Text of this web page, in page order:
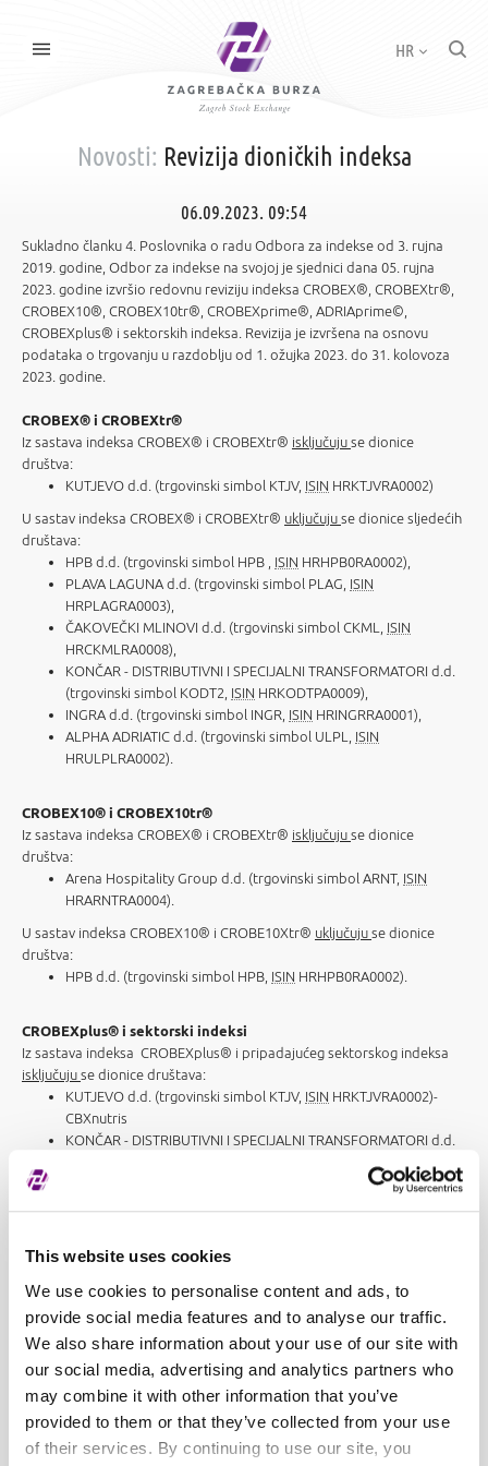
This website uses cookies
We use cookies to personalise content and ads, to
provide social media features and to analyse our traffic.
We also share information about your use of our site with
our social media, advertising and analytics partners who
may combine it with other information that you’ve
provided to them or that they’ve collected from your use
of their services. By continuing to use our site, you
HR
Novosti: Revizija dioničkih indeksa
06.09.2023. 09:54
Sukladno članku 4. Poslovnika o radu Odbora za indekse od 3. rujna
2019. godine, Odbor za indekse na svojoj je sjednici dana 05. rujna
2023. godine izvršio redovnu reviziju indeksa CROBEX®, CROBEXtr®,
CROBEX10®, CROBEX10tr®, CROBEXprime®, ADRIAprime©,
CROBEXplus® i sektorskih indeksa. Revizija je izvršena na osnovu
podataka o trgovanju u razdoblju od 1. ožujka 2023. do 31. kolovoza
2023. godine.
CROBEX® i CROBEXtr®
Iz sastava indeksa CROBEX® i CROBEXtr® isključuju se dionice
društva:
KUTJEVO d.d. (trgovinski simbol KTJV, ISIN HRKTJVRA0002)
U sastav indeksa CROBEX® i CROBEXtr® uključuju se dionice sljedećih
društava:
HPB d.d. (trgovinski simbol HPB , ISIN HRHPB0RA0002),
PLAVA LAGUNA d.d. (trgovinski simbol PLAG, ISIN
HRPLAGRA0003),
ČAKOVEČKI MLINOVI d.d. (trgovinski simbol CKML, ISIN
HRCKMLRA0008),
KONČAR - DISTRIBUTIVNI I SPECIJALNI TRANSFORMATORI d.d.
(trgovinski simbol KODT2, ISIN HRKODTPA0009),
INGRA d.d. (trgovinski simbol INGR, ISIN HRINGRRA0001),
ALPHA ADRIATIC d.d. (trgovinski simbol ULPL, ISIN
HRULPLRA0002).
CROBEX10® i CROBEX10tr®
Iz sastava indeksa CROBEX® i CROBEXtr® isključuju se dionice
društva:
Arena Hospitality Group d.d. (trgovinski simbol ARNT, ISIN
HRARNTRA0004).
U sastav indeksa CROBEX10® i CROBE10Xtr® uključuju se dionice
društva:
HPB d.d. (trgovinski simbol HPB, ISIN HRHPB0RA0002).
CROBEXplus® i sektorski indeksi
Iz sastava indeksa CROBEXplus® i pripadajućeg sektorskog indeksa
isključuju se dionice društava:
KUTJEVO d.d. (trgovinski simbol KTJV, ISIN HRKTJVRA0002)-
CBXnutris
KONČAR - DISTRIBUTIVNI I SPECIJALNI TRANSFORMATORI d.d.
U sastav indeksa CROBEXplus® i pripadajući sektorski indeksuključuju
se dionice društava:
ČAKOVEČKI MLINOVI d.d. (trgovinski simbol CKML,
HRCKMLRA0008) – CBXnutris,
ALPHA ADRIATIC d.d. (trgovinski simbol ULPL,
HRULPLRA0002) - CBXtransport,
FTB TURIZAM d.d. (trgovinski simbol LRHC,ISIN
HRLRHCRA0008) - CBXturist,
LUKA PLOČE d.d. (trgovinski simbol LKPC,ISINHRLKPCRA0005)
– CBXtransport,
KONČAR - DISTRIBUTIVNI I SPECIJALNI TRANSFORMATORI d.d.
(trgovinski simbol KODT,ISIN HRKODTRA0007) – CBXindustrija.